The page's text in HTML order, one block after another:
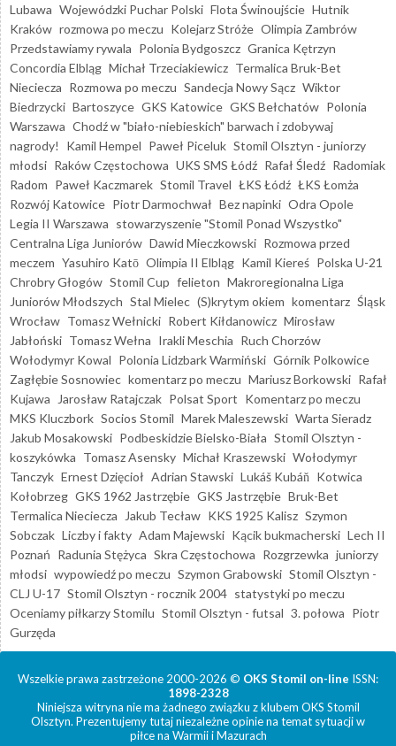
Lubawa Wojewódzki Puchar Polski Flota Świnoujście Hutnik
Kraków rozmowa po meczu Kolejarz Stróże Olimpia Zambrów
Przedstawiamy rywala Polonia Bydgoszcz Granica Kętrzyn
Concordia Elbląg Michał Trzeciakiewicz Termalica Bruk-Bet
Nieciecza Rozmowa po meczu Sandecja Nowy Sącz Wiktor
Biedrzycki Bartoszyce GKS Katowice GKS Bełchatów Polonia
Warszawa Chodź w "biało-niebieskich" barwach i zdobywaj
nagrody!
Kamil Hempel Paweł Piceluk Stomil Olsztyn - juniorzy
młodsi Raków Częstochowa UKS SMS Łódź Rafał Śledź Radomiak
Radom Paweł Kaczmarek Stomil Travel ŁKS Łódź ŁKS Łomża
Rozwój Katowice Piotr Darmochwał Bez napinki Odra Opole
Legia II Warszawa stowarzyszenie "Stomil Ponad Wszystko"
Centralna Liga Juniorów Dawid Mieczkowski Rozmowa przed
meczem Yasuhiro Katō Olimpia II Elbląg Kamil Kiereś Polska U-21
Chrobry Głogów Stomil Cup felieton Makroregionalna Liga
Juniorów Młodszych Stal Mielec (S)krytym okiem komentarz Śląsk
Wrocław Tomasz Wełnicki Robert Kiłdanowicz Mirosław
Jabłoński Tomasz Wełna Irakli Meschia Ruch Chorzów
Wołodymyr Kowal Polonia Lidzbark Warmiński Górnik Polkowice
Zagłębie Sosnowiec komentarz po meczu Mariusz Borkowski Rafał
Kujawa
Jarosław Ratajczak Polsat Sport Komentarz po meczu
MKS Kluczbork Socios Stomil Marek Maleszewski Warta Sieradz
Jakub Mosakowski Podbeskidzie Bielsko-Biała Stomil Olsztyn -
koszykówka Tomasz Asensky Michał Kraszewski Wołodymyr
Tanczyk Ernest Dzięcioł Adrian Stawski Lukáš Kubáň Kotwica
Kołobrzeg GKS 1962 Jastrzębie GKS Jastrzębie Bruk-Bet
Termalica Nieciecza
Jakub Tecław KKS 1925 Kalisz Szymon
Sobczak Liczby i fakty Adam Majewski Kącik bukmacherski Lech II
Poznań Radunia Stężyca Skra Częstochowa Rozgrzewka juniorzy
młodsi wypowiedź po meczu Szymon Grabowski Stomil Olsztyn -
CLJ U-17 Stomil Olsztyn - rocznik 2004 statystyki po meczu
Oceniamy piłkarzy Stomilu Stomil Olsztyn - futsal 3. połowa Piotr
Gurzęda
Wszelkie prawa zastrzeżone 2000-2026 © OKS Stomil on-line ISSN:
1898-2328
Niniejsza witryna nie ma żadnego związku z klubem OKS Stomil
Olsztyn. Prezentujemy tutaj niezależne opinie na temat sytuacji w
piłce na Warmii i Mazurach